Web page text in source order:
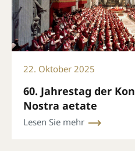
22. Oktober 2025
60. Jahrestag der
Nostra aetate
Lesen Sie mehr